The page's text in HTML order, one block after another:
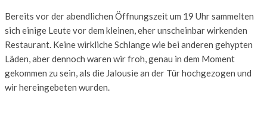
Bereits vor der abendlichen Öffnungszeit um 19 Uhr sammelten
sich einige Leute vor dem kleinen, eher unscheinbar wirkenden
Restaurant. Keine wirkliche Schlange wie bei anderen gehypten
Läden, aber dennoch waren wir froh, genau in dem Moment
gekommen zu sein, als die Jalousie an der Tür hochgezogen und
wir hereingebeten wurden.